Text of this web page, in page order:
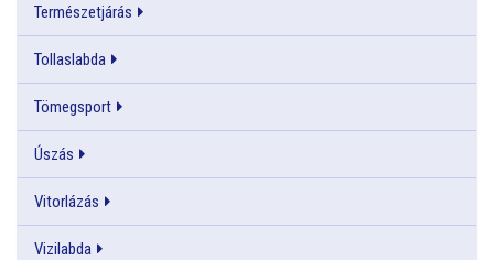
Természetjárás
Tollaslabda
Tömegsport
Úszás
Vitorlázás
Vizilabda